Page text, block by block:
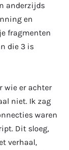
anderzijds
en
fragmenten
die 3 is
wie er achter
niet. Ik zag
waren
Dit sloeg,
verhaal,